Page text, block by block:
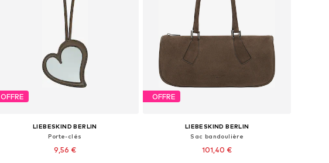
OFFRE
LIEBESKIND BERLIN
Porte-clés
9,56 €
OFFRE
LIEBESKIND BERLIN
Sac bandoulière
101,40 €